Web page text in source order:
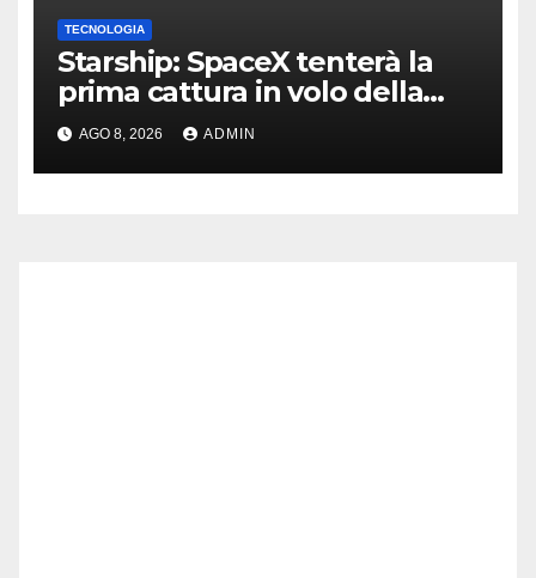
TECNOLOGIA
Starship: SpaceX tenterà la
prima cattura in volo della
navetta
AGO 8, 2026 ADMIN